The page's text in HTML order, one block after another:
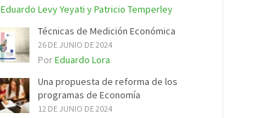
Eduardo Levy Yeyati y Patricio Temperley
Técnicas de Medición Económica
26 DE JUNIO DE 2024
PorEduardo Lora
Una propuesta de reforma de los
programas de Economía
12 DE JUNIO DE 2024